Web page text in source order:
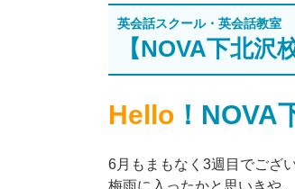
稿
日:
英会話スクール・英会話教室
【NOVA下北沢
Hello ！NOVA
6月もまもなく3週目でござ